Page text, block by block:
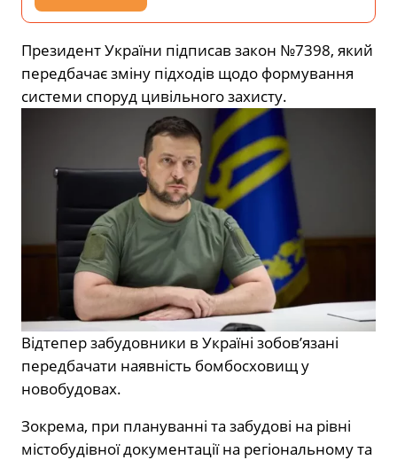
Президент України підписав закон №7398, який
передбачає зміну підходів щодо формування
системи споруд цивільного захисту.
Відтепер забудовники в Україні зобов’язані
передбачати наявність бомбосховищ у
новобудовах.
Зокрема, при плануванні та забудові на рівні
містобудівної документації на регіональному та